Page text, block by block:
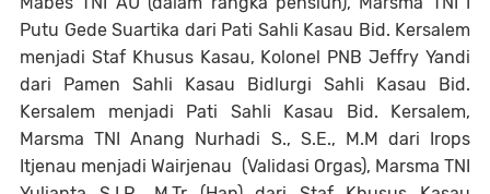
Putu Gede Suartika dari Pati Sahli Kasau Bid. Kersalem
menjadi Staf Khusus Kasau, Kolonel PNB Jeffry Yandi
dari Pamen Sahli Kasau Bidlurgi Sahli Kasau Bid.
Kersalem menjadi Pati Sahli Kasau Bid. Kersalem,
Marsma TNI Anang Nurhadi S., S.E., M.M dari Irops
Itjenau menjadi Wairjenau (Validasi Orgas), Marsma TNI